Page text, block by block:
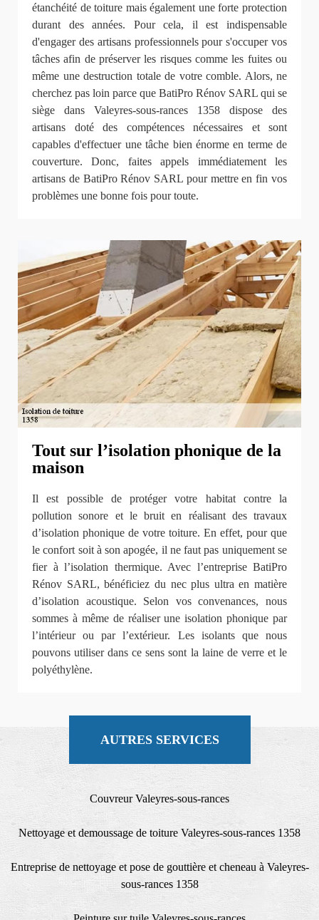
étanchéité de toiture mais également une forte protection
durant des années. Pour cela, il est indispensable
d'engager des artisans professionnels pour s'occuper vos
tâches afin de préserver les risques comme les fuites ou
même une destruction totale de votre comble. Alors, ne
cherchez pas loin parce que BatiPro Rénov SARL qui se
siège dans Valeyres-sous-rances 1358 dispose des
artisans doté des compétences nécessaires et sont
capables d'effectuer une tâche bien énorme en terme de
couverture. Donc, faites appels immédiatement les
artisans de BatiPro Rénov SARL pour mettre en fin vos
problèmes une bonne fois pour toute.
Tout sur l’isolation phonique de la
maison
Il est possible de protéger votre habitat contre la
pollution sonore et le bruit en réalisant des travaux
d’isolation phonique de votre toiture. En effet, pour que
le confort soit à son apogée, il ne faut pas uniquement se
fier à l’isolation thermique. Avec l’entreprise BatiPro
Rénov SARL, bénéficiez du nec plus ultra en matière
d’isolation acoustique. Selon vos convenances, nous
sommes à même de réaliser une isolation phonique par
l’intérieur ou par l’extérieur. Les isolants que nous
pouvons utiliser dans ce sens sont la laine de verre et le
polyéthylène.
AUTRES SERVICES
Couvreur Valeyres-sous-rances
Nettoyage et demoussage de toiture Valeyres-sous-rances 1358
Entreprise de nettoyage et pose de gouttière et cheneau à Valeyres-
sous-rances 1358